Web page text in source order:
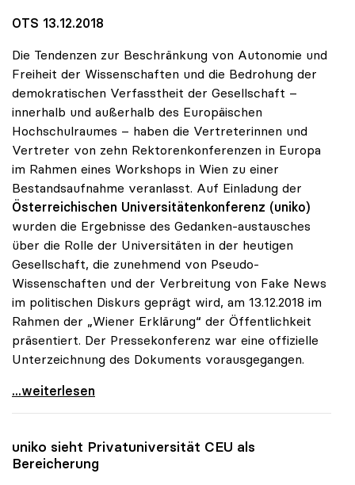
OTS 13.12.2018
Die Tendenzen zur Beschränkung von Autonomie und
Freiheit der Wissenschaften und die Bedrohung der
demokratischen Verfasstheit der Gesellschaft –
innerhalb und außerhalb des Europäischen
Hochschulraumes – haben die Vertreterinnen und
Vertreter von zehn Rektorenkonferenzen in Europa
im Rahmen eines Workshops in Wien zu einer
Bestandsaufnahme veranlasst. Auf Einladung der
Österreichischen Universitätenkonferenz (uniko)
wurden die Ergebnisse des Gedanken-austausches
über die Rolle der Universitäten in der heutigen
Gesellschaft, die zunehmend von Pseudo-
Wissenschaften und der Verbreitung von Fake News
im politischen Diskurs geprägt wird, am 13.12.2018 im
Rahmen der „Wiener Erklärung“ der Öffentlichkeit
präsentiert. Der Pressekonferenz war eine offizielle
Unterzeichnung des Dokuments vorausgegangen.
Sorge um Bedrohung der wissenschaftlichen Freiheit
...weiterlesen
uniko sieht Privatuniversität CEU als
Bereicherung